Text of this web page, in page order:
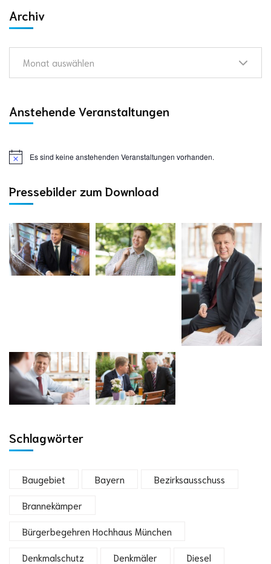
Archiv
Monat auswählen
Anstehende Veranstaltungen
Es sind keine anstehenden Veranstaltungen vorhanden.
Pressebilder zum Download
Schlagwörter
Baugebiet Bayern Bezirksausschuss
Brannekämper
Bürgerbegehren Hochhaus München
Denkmalschutz Denkmäler Diesel